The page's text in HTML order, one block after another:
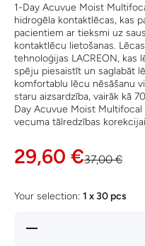
1-Day Acuvue Moist
hidrogēla kontaktlēcas, kas
pacientiem ar tieksmi uz
kontaktlēcu lietošanas.
tehnoloģijas LACREON, kas
spēju piesaistīt un saglabāt
komfortablu lēcu nēsāšanu
staru aizsardzība, vairāk kā
Day Acuvue Moist
vecuma tālredzības
37,00 €
29,60 €
Your selection: 1 x 30 pcs
Decrease